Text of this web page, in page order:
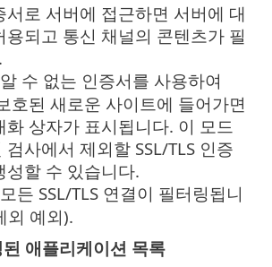
서로 서버에 접근하면 서버에 대
용되고 통신 채널의 콘텐츠가 필
수 없는 인증서를 사용하여
호된 새로운 사이트에 들어가면
화 상자가 표시됩니다. 이 모드
사에서 제외할 SSL/TLS 인증
성할 수 있습니다.
든 SSL/TLS 연결이 필터링됩니
외 예외).
애플리케이션 목록